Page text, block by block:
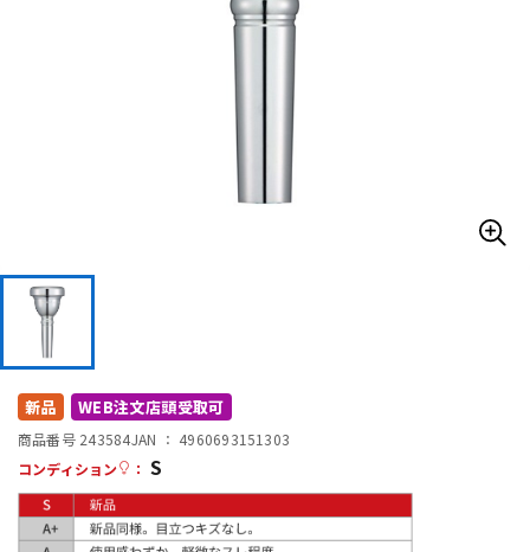
配信/ライブ機器
新品 WEB注文店頭受取可
商品番号 243584JAN ： 4960693151303
コンディション
： S